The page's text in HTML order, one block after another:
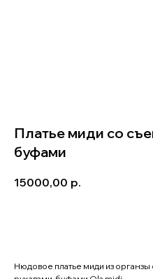
Платье миди со
буфами
15000,00 р.
Нюдовое платье миди из